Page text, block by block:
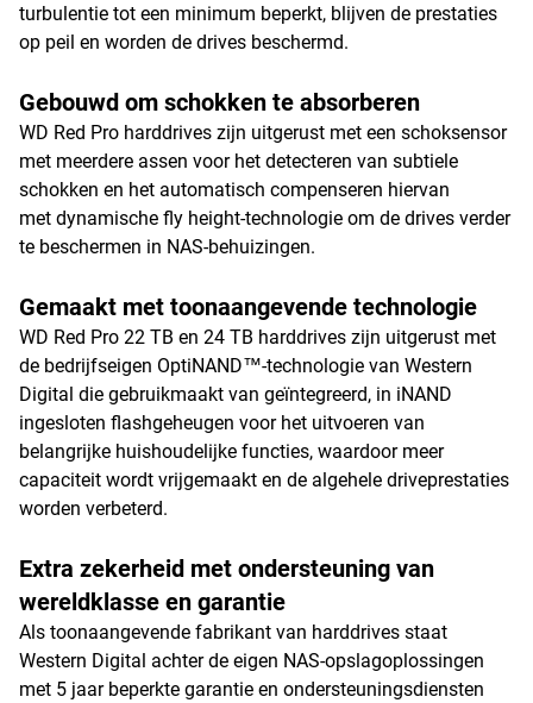
turbulentie tot een minimum beperkt, blijven de prestaties
op peil en worden de drives beschermd.
Gebouwd om schokken te absorberen
WD Red Pro harddrives zijn uitgerust met een schoksensor
met meerdere assen voor het detecteren van subtiele
schokken en het automatisch compenseren hiervan
met dynamische fly height-technologie om de drives verder
te beschermen in NAS-behuizingen.
Gemaakt met toonaangevende technologie
WD Red Pro 22 TB en 24 TB harddrives zijn uitgerust met
de bedrijfseigen OptiNAND™-technologie van Western
Digital die gebruikmaakt van geïntegreerd, in iNAND
ingesloten flashgeheugen voor het uitvoeren van
belangrijke huishoudelijke functies, waardoor meer
capaciteit wordt vrijgemaakt en de algehele driveprestaties
worden verbeterd.
Extra zekerheid met ondersteuning van
wereldklasse en garantie
Als toonaangevende fabrikant van harddrives staat
Western Digital achter de eigen NAS-opslagoplossingen
met 5 jaar beperkte garantie en ondersteuningsdiensten